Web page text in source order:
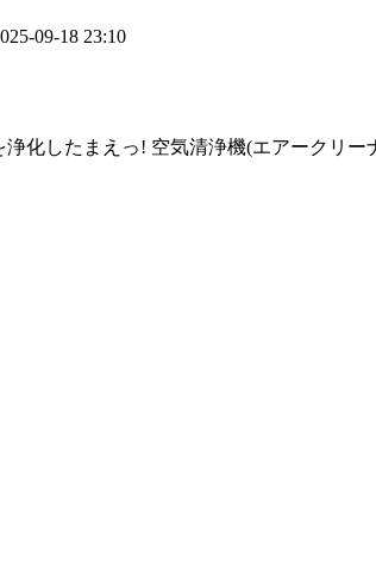
09-18 23:10
化したまえっ! 空気清浄機(エアークリ